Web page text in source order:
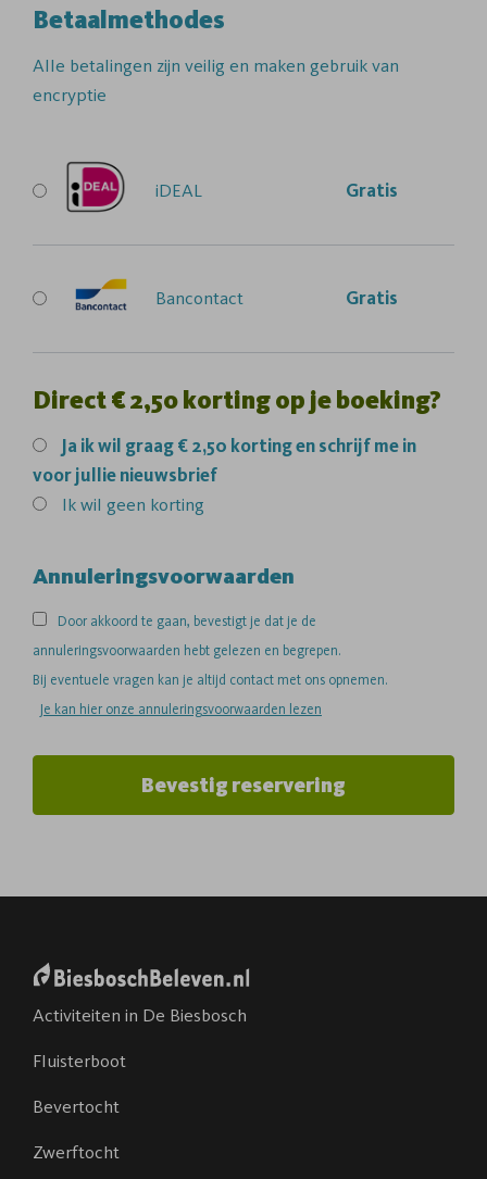
Betaalmethodes
Alle betalingen zijn veilig en maken gebruik van
encryptie
iDEAL Gratis
Bancontact Gratis
Direct € 2,50 korting op je boeking?
Ja ik wil graag € 2,50 korting en schrijf me in
voor jullie nieuwsbrief
Ik wil geen korting
Annuleringsvoorwaarden
Door akkoord te gaan, bevestigt je dat je de
annuleringsvoorwaarden hebt gelezen en begrepen.
Bij eventuele vragen kan je altijd contact met ons opnemen.
Je kan hier onze annuleringsvoorwaarden lezen
Bevestig reservering
Activiteiten in De Biesbosch
Fluisterboot
Bevertocht
Zwerftocht